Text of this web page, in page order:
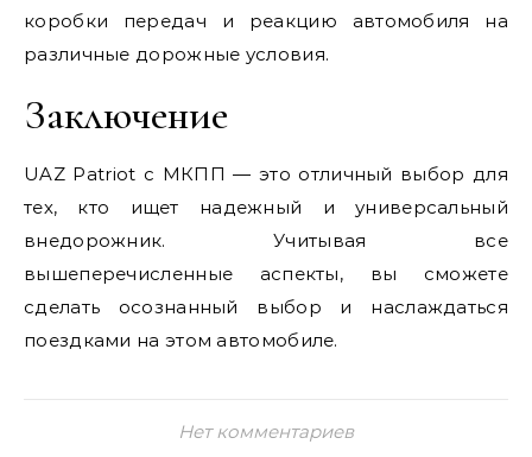
коробки передач и реакцию автомобиля на
различные дорожные условия.
Заключение
UAZ Patriot с МКПП — это отличный выбор для
тех, кто ищет надежный и универсальный
внедорожник. Учитывая все
вышеперечисленные аспекты, вы сможете
сделать осознанный выбор и наслаждаться
поездками на этом автомобиле.
Нет комментариев